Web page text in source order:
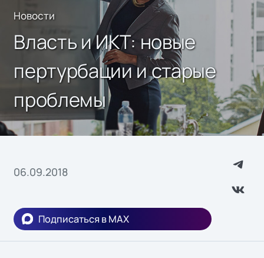
Новости
Власть и ИКТ: новые
пертурбации и старые
проблемы
06.09.2018
Подписаться в MAX